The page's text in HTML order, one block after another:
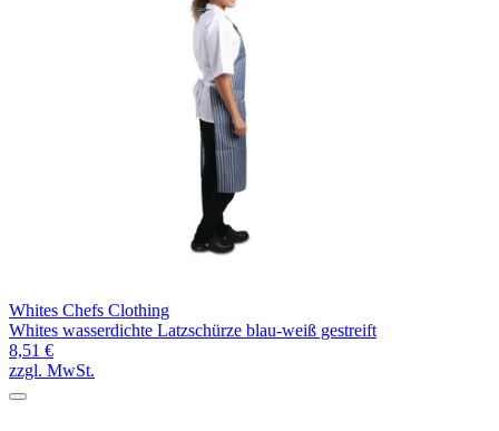
Whites Chefs Clothing
Whites wasserdichte Latzschürze blau-weiß gestreift
8,51 €
zzgl. MwSt.